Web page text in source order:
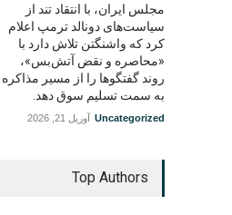
مجلس ایران، با انتقاد تند از
سیاست‌های دونالد ترمپ اعلام
کرد که واشنگتن تلاش دارد با
«محاصره و نقض آتش‌بس»،
روند گفتگوها را از مسیر مذاکره
به سمت تسلیم سوق دهد.
Uncategorized آوریل 21, 2026
Top Authors